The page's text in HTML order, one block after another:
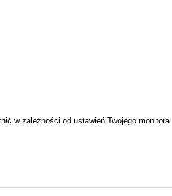
w zależności od ustawień Twojego monitora.